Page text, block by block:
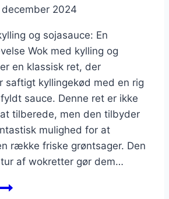
december 2024
og sojasauce: En
Wok med kylling og
en klassisk ret, der
saftigt kyllingekød med en rig
sauce. Denne ret er ikke
tilberede, men den tilbyder
mulighed for at
række friske grøntsager. Den
af wokretter gør dem…